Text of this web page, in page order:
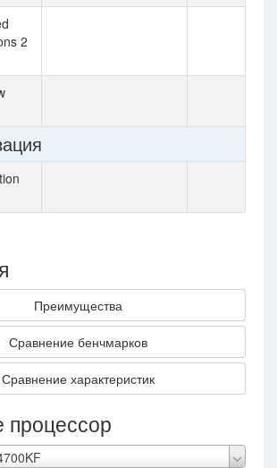
2
Преимущества
Сравнение бенчмарков
Сравнение характеристик